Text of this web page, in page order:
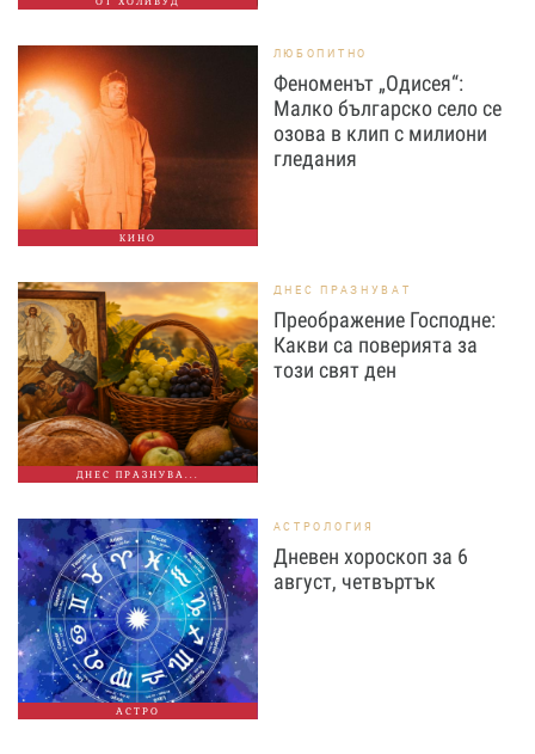
КИНО
ЛЮБОПИТНО
Феноменът „Одисея“:
Малко българско село се
озова в клип с милиони
гледания
ДНЕС ПРАЗНУВА...
ДНЕС ПРАЗНУВАТ
Преображение Господне:
Какви са поверията за
този свят ден
АСТРО
АСТРОЛОГИЯ
Дневен хороскоп за 6
август, четвъртък